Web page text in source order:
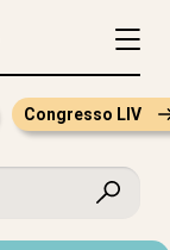
Congresso LIV